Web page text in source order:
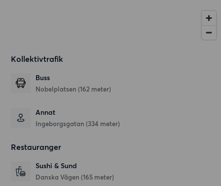
Kollektivtrafik
Buss
Nobelplatsen (162 meter)
Annat
Ingeborgsgatan (334 meter)
Restauranger
Sushi & Sund
Danska Vägen (165 meter)